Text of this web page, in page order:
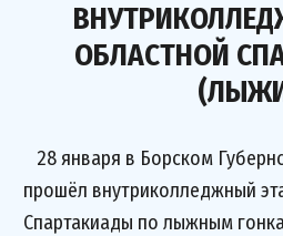
ОБЛАСТНОЙ
28 января в Борском
прошёл внутриколледжный
Спартакиады по лыжным